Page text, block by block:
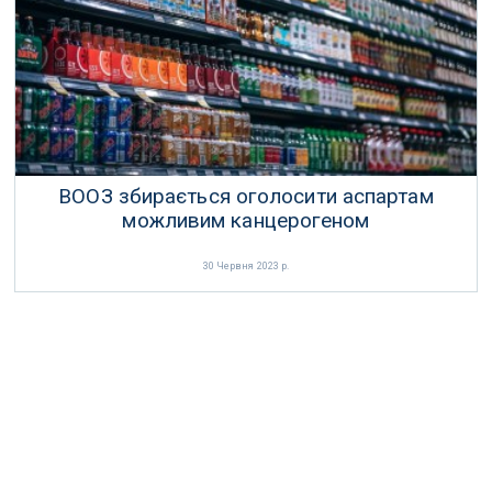
31 Жовтня 2022 р.
ВООЗ збирається оголосити аспартам
можливим канцерогеном
30 Червня 2023 р.